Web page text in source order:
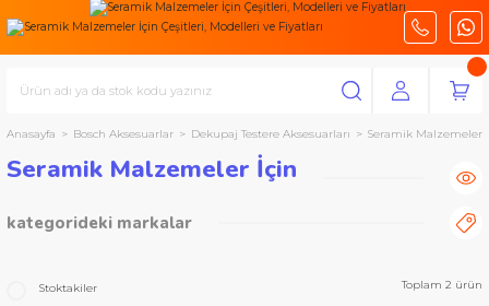
Anasayfa Bosch Aksesuarlar Dekupaj Testere Aksesuarları Seramik Malzemeler
Seramik Malzemeler İçin
kategorideki markalar
Stoktakiler Toplam 2 ürün